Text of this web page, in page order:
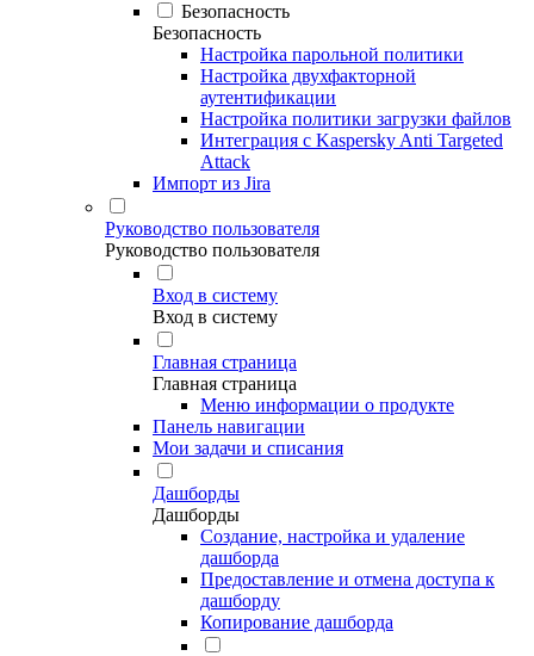
Безопасность
Безопасность
Настройка парольной политики
Настройка двухфакторной
аутентификации
Настройка политики загрузки файлов
Интеграция с Kaspersky Anti Targeted
Attack
Импорт из Jira
Руководство пользователя
Руководство пользователя
Вход в систему
Вход в систему
Главная страница
Главная страница
Меню информации о продукте
Панель навигации
Мои задачи и списания
Дашборды
Дашборды
Создание, настройка и удаление
дашборда
Предоставление и отмена доступа к
дашборду
Копирование дашборда